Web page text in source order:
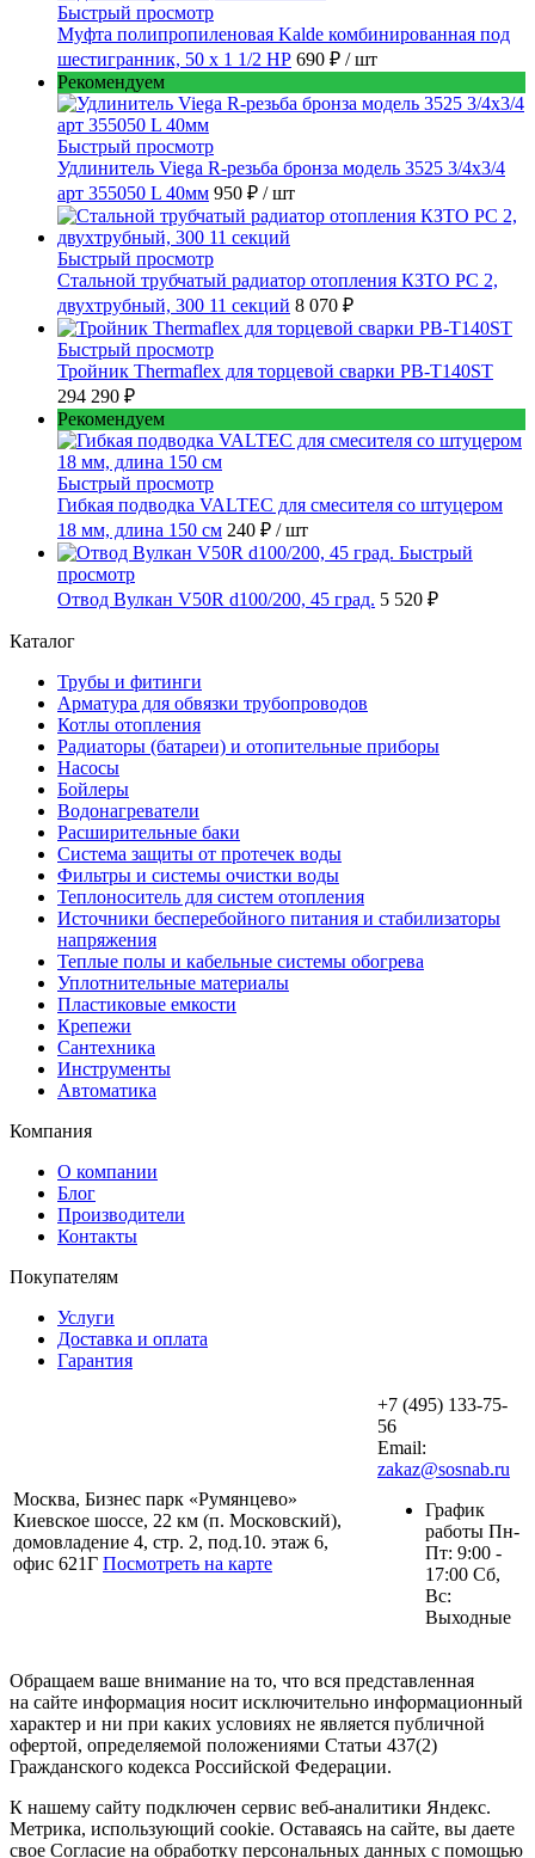
Быстрый просмотр
Муфта полипропиленовая Kalde комбинированная под
шестигранник, 50 x 1 1/2 НР 690 ₽ / шт
Рекомендуем
Быстрый просмотр
Удлинитель Viega R-резьба бронза модель 3525 3/4x3/4
арт 355050 L 40мм 950 ₽ / шт
Быстрый просмотр
Стальной трубчатый радиатор отопления КЗТО РС 2,
двухтрубный, 300 11 секций 8 070 ₽
Быстрый просмотр
Тройник Thermaflex для торцевой сварки PB-T140ST
294 290 ₽
Рекомендуем
Быстрый просмотр
Гибкая подводка VALTEC для смесителя со штуцером
18 мм, длина 150 см 240 ₽ / шт
Быстрый
просмотр
Отвод Вулкан V50R d100/200, 45 град. 5 520 ₽
Каталог
Трубы и фитинги
Арматура для обвязки трубопроводов
Котлы отопления
Радиаторы (батареи) и отопительные приборы
Насосы
Бойлеры
Водонагреватели
Расширительные баки
Система защиты от протечек воды
Фильтры и системы очистки воды
Теплоноситель для систем отопления
Источники бесперебойного питания и стабилизаторы
напряжения
Теплые полы и кабельные системы обогрева
Уплотнительные материалы
Пластиковые емкости
Крепежи
Сантехника
Инструменты
Автоматика
Компания
О компании
Блог
Производители
Контакты
Покупателям
Услуги
Доставка и оплата
Гарантия
Москва, Бизнес парк «Румянцево»
Киевское шоссе, 22 км (п. Московский),
домовладение 4, стр. 2, под.10. этаж 6,
офис 621Г Посмотреть на карте
+7 (495) 133-75-
56
Email:
zakaz@sosnab.ru
График
работы Пн-
Пт: 9:00 -
17:00 Сб,
Вс:
Выходные
Обращаем ваше внимание на то, что вся представленная
на сайте информация носит исключительно информационный
характер и ни при каких условиях не является публичной
офертой, определяемой положениями Статьи 437(2)
Гражданского кодекса Российской Федерации.
К нашему сайту подключен сервис веб-аналитики Яндекс.
Метрика, использующий cookie. Оставаясь на сайте, вы даете
свое Согласие на обработку персональных данных с помощью